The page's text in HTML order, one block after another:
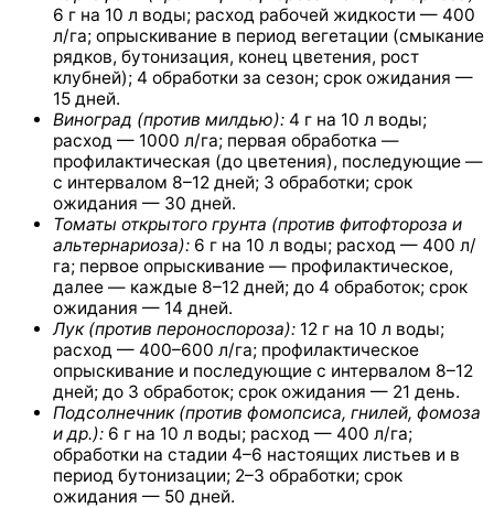
6 г на 10 л воды; расход рабочей жидкости — 400
л/га; опрыскивание в период вегетации (смыкание
рядков, бутонизация, конец цветения, рост
клубней); 4 обработки за сезон; срок ожидания —
15 дней.
Виноград (против милдью): 4 г на 10 л воды;
расход — 1000 л/га; первая обработка —
профилактическая (до цветения), последующие —
с интервалом 8–12 дней; 3 обработки; срок
ожидания — 30 дней.
Томаты открытого грунта (против фитофтороза и
альтернариоза): 6 г на 10 л воды; расход — 400 л/
га; первое опрыскивание — профилактическое,
далее — каждые 8–12 дней; до 4 обработок; срок
ожидания — 14 дней.
Лук (против пероноспороза): 12 г на 10 л воды;
расход — 400–600 л/га; профилактическое
опрыскивание и последующие с интервалом 8–12
дней; до 3 обработок; срок ожидания — 21 день.
Подсолнечник (против фомопсиса, гнилей, фомоза
и др.): 6 г на 10 л воды; расход — 400 л/га;
обработки на стадии 4–6 настоящих листьев и в
период бутонизации; 2–3 обработки; срок
ожидания — 50 дней.